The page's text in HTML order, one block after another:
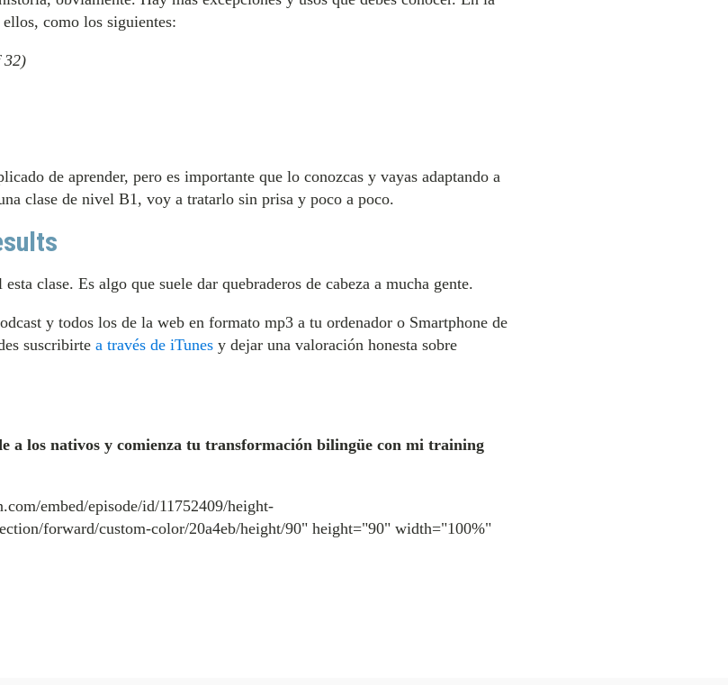
como los siguientes:
32)
de aprender, pero es importante que lo conozcas y vayas adaptando a
clase de nivel B1, voy a tratarlo sin prisa y poco a poco.
clase. Es algo que suele dar quebraderos de cabeza a mucha gente.
y todos los de la web en formato mp3 a tu ordenador o Smartphone de
suscribirte a través de iTunesy dejar una valoración honesta sobre
a los nativos y comienza tu transformación bilingüe con mi training
embed/episode/id/11752409/height-
forward/custom-color/20a4eb/height/90" height="90" width="100%"